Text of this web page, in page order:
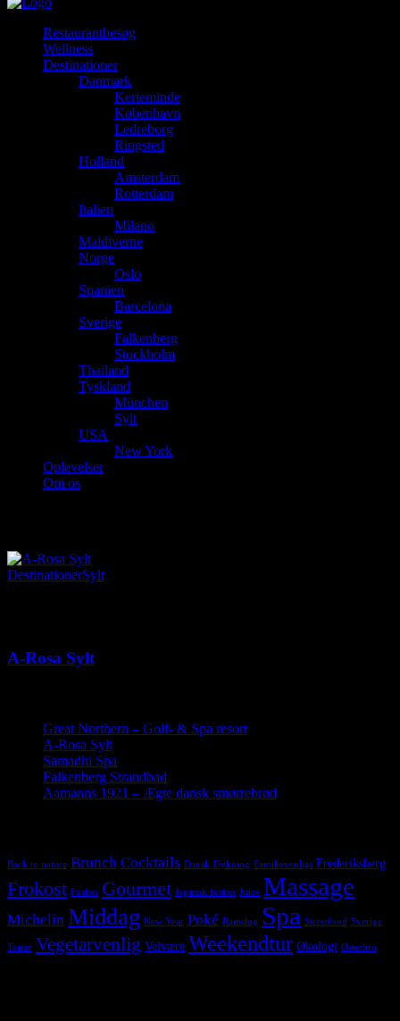
Restaurantbesøg
Wellness
Destinationer
Danmark
Kerteminde
København
Ledreborg
Ringsted
Holland
Amsterdam
Rotterdam
Italien
Milano
Maldiverne
Norge
Oslo
Spanien
Barcelona
Sverige
Falkenberg
Stockholm
Thailand
Tyskland
München
Sylt
USA
New York
Oplevelser
Om os
DestinationerSylt
A-Rosa Sylt
Great Northern – Golf- & Spa resort
A-Rosa Sylt
Samadhi Spa
Falkenberg Strandbad
Aamanns 1921 – Ægte dansk smørrebrød
Back to nature Brunch Cocktails Dansk Dykning Familievenligt Frederiksberg
Frokost Fusion Gourmet Japansk fusion Juice Massage
Michelin Middag New Year Poké Ramsløg Spa Streetfood Sverige
Teater Vegetarvenlig Velvære Weekendtur Økologi Østerbro